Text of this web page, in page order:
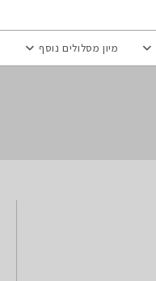
מיון מסלולים נוסף